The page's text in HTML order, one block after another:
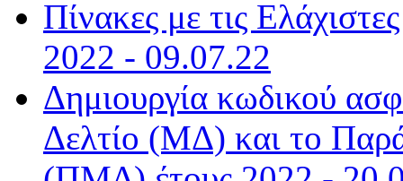
Πίνακες με τις
2022 - 09.07.22
Δημιουργία κωδικού
Δελτίο (ΜΔ) και το